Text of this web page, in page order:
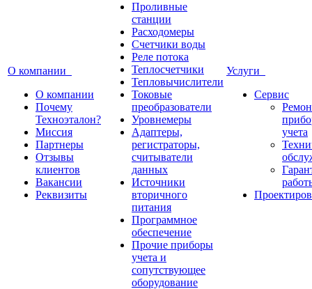
О компании
О компании
Почему
Техноэталон?
Миссия
Партнеры
Отзывы
клиентов
Вакансии
Реквизиты
Проливные
станции
Расходомеры
Счетчики воды
Реле потока
Теплосчетчики
Тепловычислители
Токовые
преобразователи
Уровнемеры
Адаптеры,
регистраторы,
считыватели
данных
Источники
вторичного
питания
Программное
обеспечение
Прочие приборы
учета и
сопутствующее
оборудование
Услуги
Сервис
учета